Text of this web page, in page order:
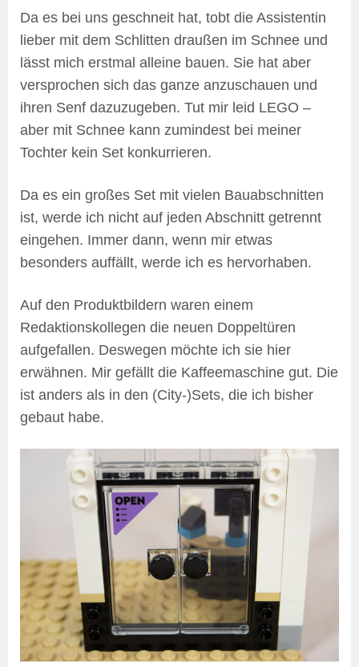
Da es bei uns geschneit hat, tobt die Assistentin
lieber mit dem Schlitten draußen im Schnee und
lässt mich erstmal alleine bauen. Sie hat aber
versprochen sich das ganze anzuschauen und
ihren Senf dazuzugeben. Tut mir leid LEGO –
aber mit Schnee kann zumindest bei meiner
Tochter kein Set konkurrieren.
Da es ein großes Set mit vielen Bauabschnitten
ist, werde ich nicht auf jeden Abschnitt getrennt
eingehen. Immer dann, wenn mir etwas
besonders auffällt, werde ich es hervorhaben.
Auf den Produktbildern waren einem
Redaktionskollegen die neuen Doppeltüren
aufgefallen. Deswegen möchte ich sie hier
erwähnen. Mir gefällt die Kaffeemaschine gut. Die
ist anders als in den (City-)Sets, die ich bisher
gebaut habe.